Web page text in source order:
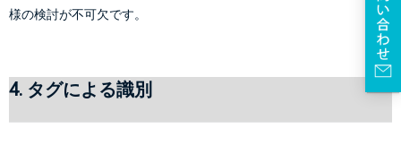
様の検討が不可欠です。
4. タグによる識別